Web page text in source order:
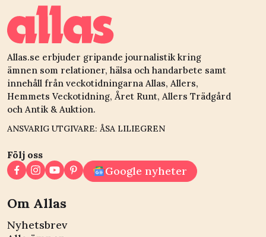
Allas.se erbjuder gripande journalistik kring
ämnen som relationer, hälsa och handarbete samt
innehåll från veckotidningarna Allas, Allers,
Hemmets Veckotidning, Året Runt, Allers Trädgård
och Antik & Auktion.
ANSVARIG UTGIVARE: ÅSA LILIEGREN
Följ oss
Google nyheter
Om Allas
Nyhetsbrev